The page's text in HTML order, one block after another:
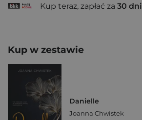
Kup teraz, zapłać za 30 dni
Kup w zestawie
Danielle
Joanna Chwistek